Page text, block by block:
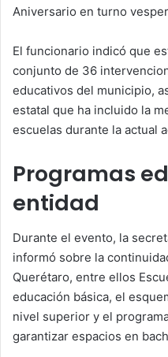
Aniversario en turno
El funcionario indicó que
conjunto de 36
educativos del municipio,
estatal que ha incluido la
escuelas durante la actual
Programas
entidad
Durante el evento, la
informó sobre la
Querétaro, entre ellos
educación básica, el
nivel superior y el
garantizar espacios en